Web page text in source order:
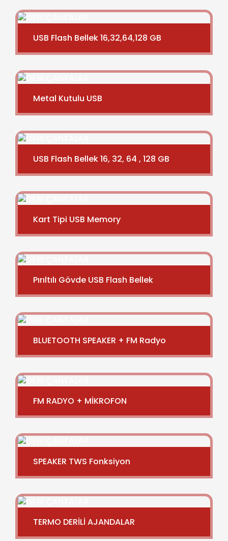
USB Flash Bellek 16,32,64,128 GB
Metal Kutulu USB
USB Flash Bellek 16, 32, 64 , 128 GB
Kart Tipi USB Memory
Pırıltılı Gövde USB Flash Bellek
BLUETOOTH SPEAKER + FM Radyo
FM RADYO + MİKROFON
SPEAKER TWS Fonksiyon
TERMO DERİLİ AJANDALAR